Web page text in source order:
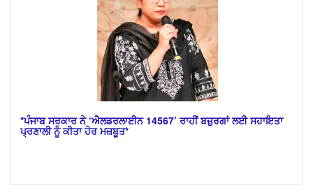
*ਪੰਜਾਬ ਸਰਕਾਰ ਨੇ ‘ਐਲਡਰਲਾਈਨ 14567’ ਰਾਹੀਂ ਬਜ਼ੁਰਗਾਂ ਲਈ ਸਹਾਇਤਾ
ਪ੍ਰਣਾਲੀ ਨੂੰ ਕੀਤਾ ਹੋਰ ਮਜ਼ਬੂਤ*